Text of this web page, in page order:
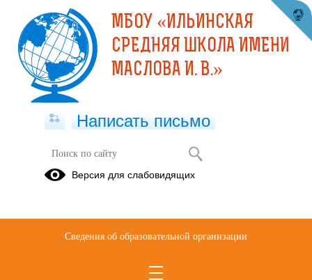
Публикации за Июль 2026
Открыта регистрация
на Национальную
премию «Патриот»!
МБОУ «ИЛЬИНСКАЯ
СРЕДНЯЯ ШКОЛА ИМЕНИ
МАСЛОВА И. В.»
Написать письмо
Версия для слабовидящих
Сведения об образовательной организации